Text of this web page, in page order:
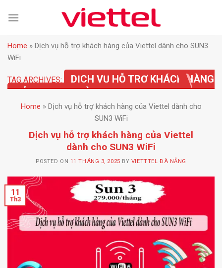
Home » Dịch vụ hỗ trợ khách hàng của Viettel dành cho SUN3
WiFi
TAG ARCHIVES:
DỊCH VỤ HỖ TRỢ KHÁCH HÀNG
CỦA VIETTEL DÀNH CHO SUN3 WIFI
Home » Dịch vụ hỗ trợ khách hàng của Viettel dành cho
SUN3 WiFi
Dịch vụ hỗ trợ khách hàng của Viettel
dành cho SUN3 WiFi
POSTED ON 11 THÁNG 3, 2025 BY VIETTTEL ĐÀ NẴNG
11
Th3